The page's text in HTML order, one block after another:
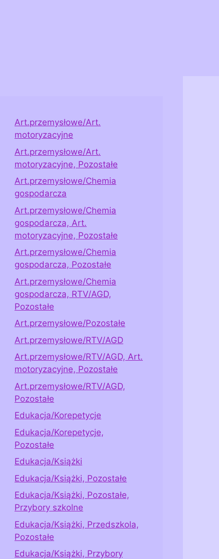
Art.przemysłowe/Art.
motoryzacyjne
Art.przemysłowe/Art.
motoryzacyjne, Pozostałe
Art.przemysłowe/Chemia
gospodarcza
Art.przemysłowe/Chemia
gospodarcza, Art.
motoryzacyjne, Pozostałe
Art.przemysłowe/Chemia
gospodarcza, Pozostałe
Art.przemysłowe/Chemia
gospodarcza, RTV/AGD,
Pozostałe
Art.przemysłowe/Pozostałe
Art.przemysłowe/RTV/AGD
Art.przemysłowe/RTV/AGD, Art.
motoryzacyjne, Pozostałe
Art.przemysłowe/RTV/AGD,
Pozostałe
Edukacja/Korepetycje
Edukacja/Korepetycje,
Pozostałe
Edukacja/Książki
Edukacja/Książki, Pozostałe
Edukacja/Książki, Pozostałe,
Przybory szkolne
Edukacja/Książki, Przedszkola,
Pozostałe
Edukacja/Książki, Przybory